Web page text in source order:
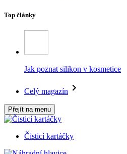
Top články
Jak poznat silikon v kosmetice
Celý magazín
Přejít na menu
Čisticí kartáčky